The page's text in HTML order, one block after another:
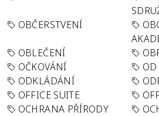
OBČERSTVENÍ
OBLEČENÍ
OČKOVÁNÍ
ODKLÁDÁNÍ
OFFICE SUITE
OCHRANA PŘÍRODY